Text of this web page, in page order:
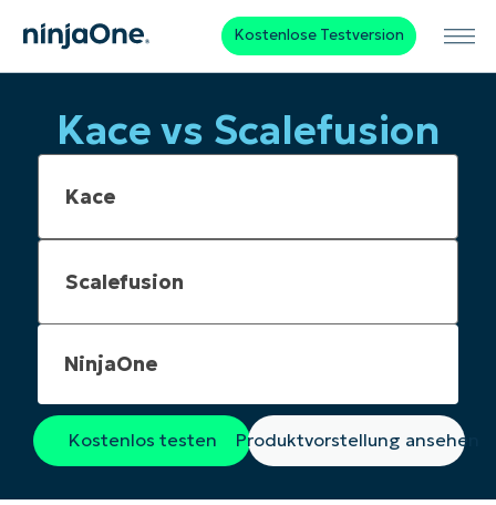
Kostenlose Testversion
Kace vs Scalefusion
NinjaOne
Kostenlos testen Produktvorstellung ansehen